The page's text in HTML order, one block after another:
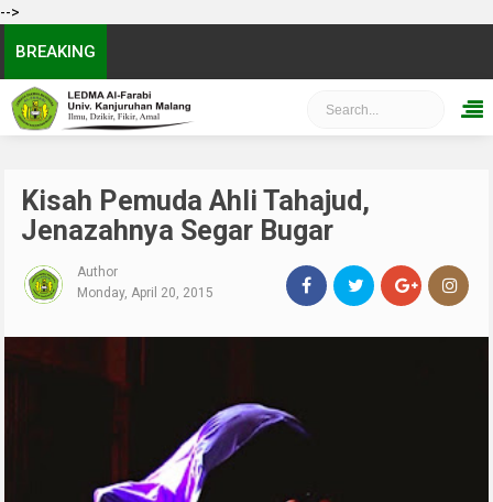
-->
BREAKING
Kisah Pemuda Ahli Tahajud,
Jenazahnya Segar Bugar
Author
Monday, April 20, 2015